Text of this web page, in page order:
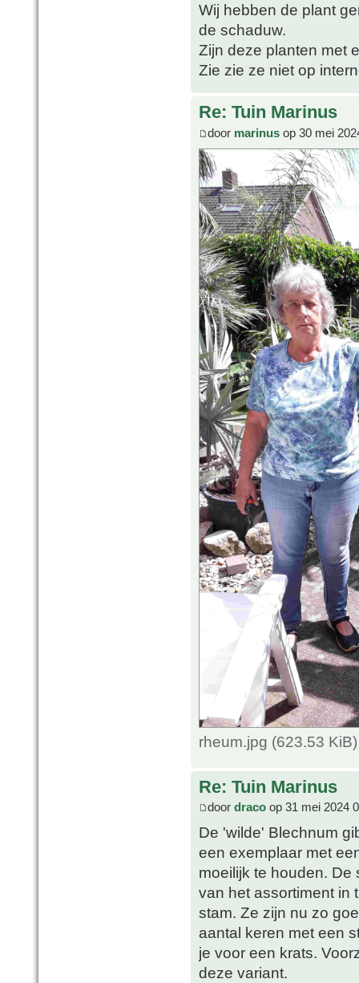
Wij hebben de plant
de schaduw.
Zijn deze planten met
Zie zie ze niet op
Re: Tuin Marinus
door marinus op 30 mei
rheum.jpg (623.53
Re: Tuin Marinus
door draco op 31 mei 2024
De 'wilde' Blechnum
een exemplaar met
moeilijk te houden.
van het assortiment in
stam. Ze zijn nu zo
aantal keren met een
je voor een krats.
deze variant.